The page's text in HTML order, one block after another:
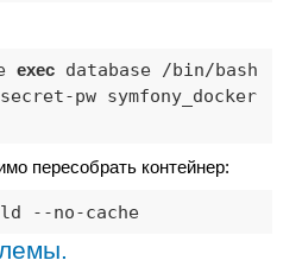
exec database /bin/bash
pw symfony_docker
пересобрать контейнер:
--no-cache